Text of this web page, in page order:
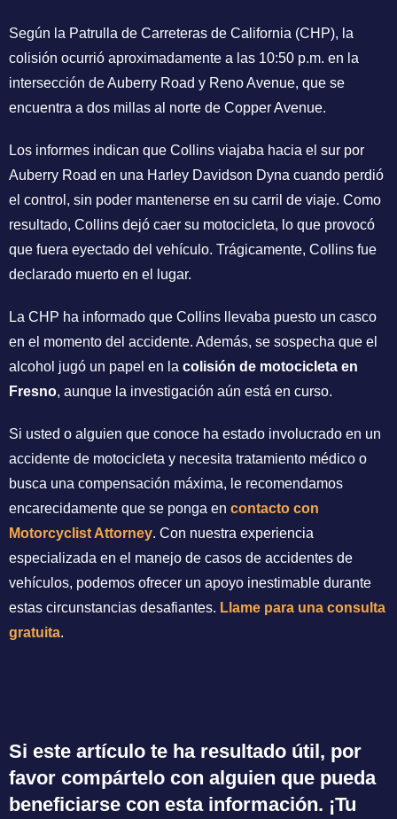
Según la Patrulla de Carreteras de California (CHP), la
colisión ocurrió aproximadamente a las 10:50 p.m. en la
intersección de Auberry Road y Reno Avenue, que se
encuentra a dos millas al norte de Copper Avenue.
Los informes indican que Collins viajaba hacia el sur por
Auberry Road en una Harley Davidson Dyna cuando perdió
el control, sin poder mantenerse en su carril de viaje. Como
resultado, Collins dejó caer su motocicleta, lo que provocó
que fuera eyectado del vehículo. Trágicamente, Collins fue
declarado muerto en el lugar.
La CHP ha informado que Collins llevaba puesto un casco
en el momento del accidente. Además, se sospecha que el
alcohol jugó un papel en la colisión de motocicleta en
Fresno, aunque la investigación aún está en curso.
Si usted o alguien que conoce ha estado involucrado en un
accidente de motocicleta y necesita tratamiento médico o
busca una compensación máxima, le recomendamos
encarecidamente que se ponga en contacto con
Motorcyclist Attorney. Con nuestra experiencia
especializada en el manejo de casos de accidentes de
vehículos, podemos ofrecer un apoyo inestimable durante
estas circunstancias desafiantes. Llame para una consulta
gratuita.
Si este artículo te ha resultado útil, por
favor compártelo con alguien que pueda
beneficiarse con esta información. ¡Tu